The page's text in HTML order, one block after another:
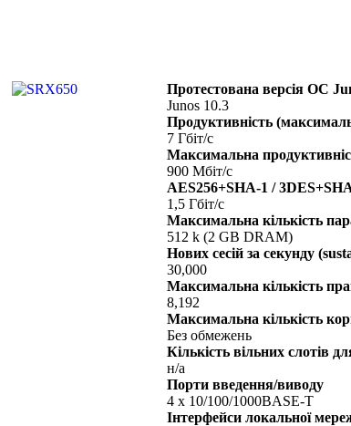
Протестована версія ОС
Junos 10.3
Продуктивність
7 Гбіт/с
Максимальна
900 Мбіт/с
AES256+SHA-1 /
1,5 Гбіт/с
Максимальна кількість
512 k (2 GB DRAM)
Нових сесій за секунду
30,000
Максимальна кількість
8,192
Максимальна кількість
Без обмежень
Кількість вільних слотів
н/а
Порти введення/виводу
4 x 10/100/1000BASE-T
Інтерфейси локальної